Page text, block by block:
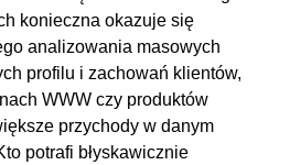
00:42:55
- pliki
00:09:08
00:06:49
konieczna okazuje się
analizowania masowych
profilu i zachowań klientów,
WWW czy produktów
przychody w danym
potrafi błyskawicznie